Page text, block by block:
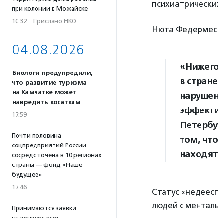
при колонии в Можайске
10:32 · Прислано НКО
04.08.2026
Биологи предупредили,
что развитие туризма
на Камчатке может
навредить косаткам
17:59
Почти половина
соцпредприятий России
сосредоточена в 10 регионах
страны — фонд «Наше
будущее»
17:46
Принимаются заявки
Нюта
в
том,
Статус
людей с